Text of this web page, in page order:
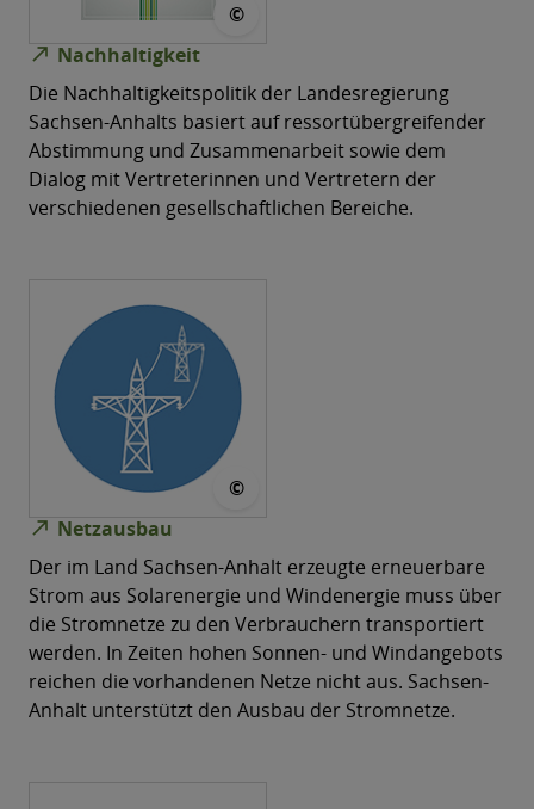
©
north_east Nachhaltigkeit
Die Nachhaltigkeitspolitik der Landesregierung
Sachsen-Anhalts basiert auf ressortübergreifender
Abstimmung und Zusammenarbeit sowie dem
Dialog mit Vertreterinnen und Vertretern der
verschiedenen gesellschaftlichen Bereiche.
©
north_east Netzausbau
Der im Land Sachsen-Anhalt erzeugte erneuerbare
Strom aus Solarenergie und Windenergie muss über
die Stromnetze zu den Verbrauchern transportiert
werden. In Zeiten hohen Sonnen- und Windangebots
reichen die vorhandenen Netze nicht aus. Sachsen-
Anhalt unterstützt den Ausbau der Stromnetze.